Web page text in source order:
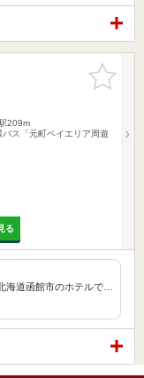
お気に入
りに追加
209m
ス「元町ベイエリア周遊
る
上位施設
テルで…